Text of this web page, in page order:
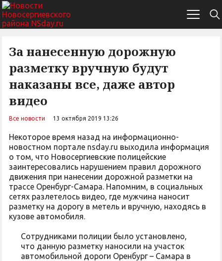
За нанесенную дорожную
разметку вручную будут
наказаны все, даже автор
видео
Все новости 13 октября 2019 13:26
Некоторое время назад на информационно-
новостном портале nsday.ru выходила информация
о том, что Новосергиевские полицейские
заинтересовались нарушением правил дорожного
движения при нанесении дорожной разметки на
трассе Оренбург-Самара. Напомним, в социальных
сетях разлетелось видео, где мужчина наносит
разметку на дорогу в метель и вручную, находясь в
кузове автомобиля.
Сотрудниками полиции было установлено,
что данную разметку наносили на участок
автомобильной дороги Оренбург – Самара в